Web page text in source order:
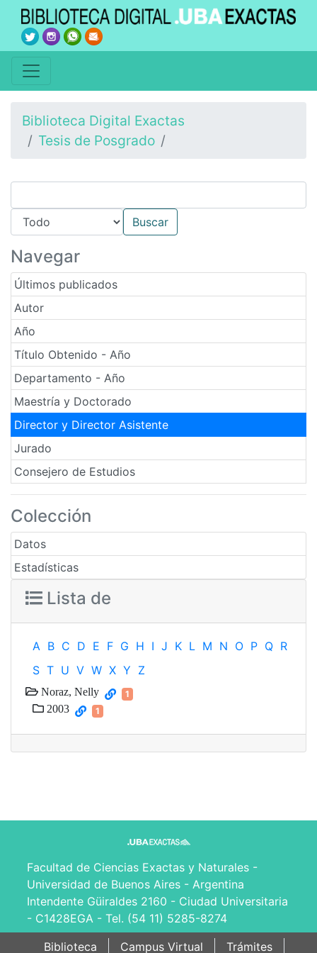
Biblioteca Digital Exactas
Tesis de Posgrado
Navegar
Últimos publicados
Autor
Año
Título Obtenido - Año
Departamento - Año
Maestría y Doctorado
Director y Director Asistente
Jurado
Consejero de Estudios
Colección
Datos
Estadísticas
Lista de
A B C D E F G H I J K L M N O P Q R
S T U V W X Y Z
Noraz, Nelly 1
2003 1
Facultad de Ciencias Exactas y Naturales -
Universidad de Buenos Aires - Argentina
Intendente Güiraldes 2160 - Ciudad Universitaria
- C1428EGA - Tel. (54 11) 5285-8274
Biblioteca
Campus Virtual Trámites